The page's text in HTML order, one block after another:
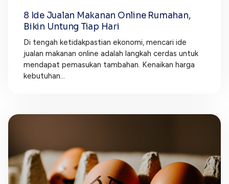
8 Ide Jualan Makanan Online Rumahan,
Bikin Untung Tiap Hari
Di tengah ketidakpastian ekonomi, mencari ide
jualan makanan online adalah langkah cerdas untuk
mendapat pemasukan tambahan. Kenaikan harga
kebutuhan...